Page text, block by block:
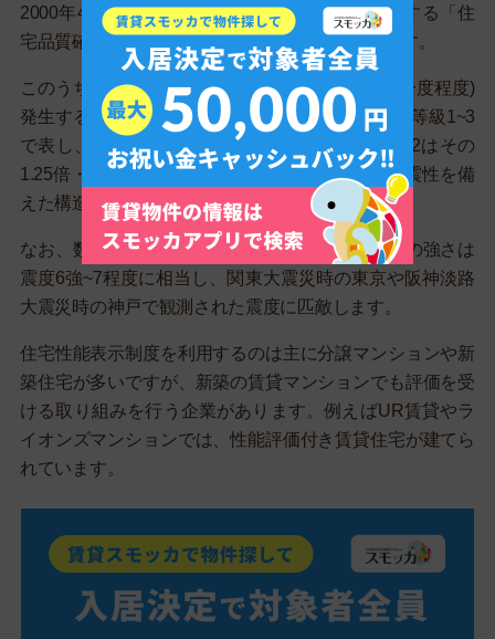
2000年4月1日に、住宅の品質確保の促進等に関する「住
宅品質確保法」が施行されて盛り込まれた内容です。
このうち地震に関しては、極めて希に(数百年に一度程度)
発生する地震でも倒崩壊しにくい構造躯体を耐震等級1~3
で表し、耐震等級1は倒崩壊しにくい・耐震等級2はその
1.25倍・耐震等級3はその1.5倍倒崩壊しにくい耐震性を備
えた構造躯体であることを示します。
なお、数百年に一度程度と想定される地震の揺れの強さは
震度6強~7程度に相当し、関東大震災時の東京や阪神淡路
大震災時の神戸で観測された震度に匹敵します。
住宅性能表示制度を利用するのは主に分譲マンションや新
築住宅が多いですが、新築の賃貸マンションでも評価を受
ける取り組みを行う企業があります。例えばUR賃貸やラ
イオンズマンションでは、性能評価付き賃貸住宅が建てら
れています。